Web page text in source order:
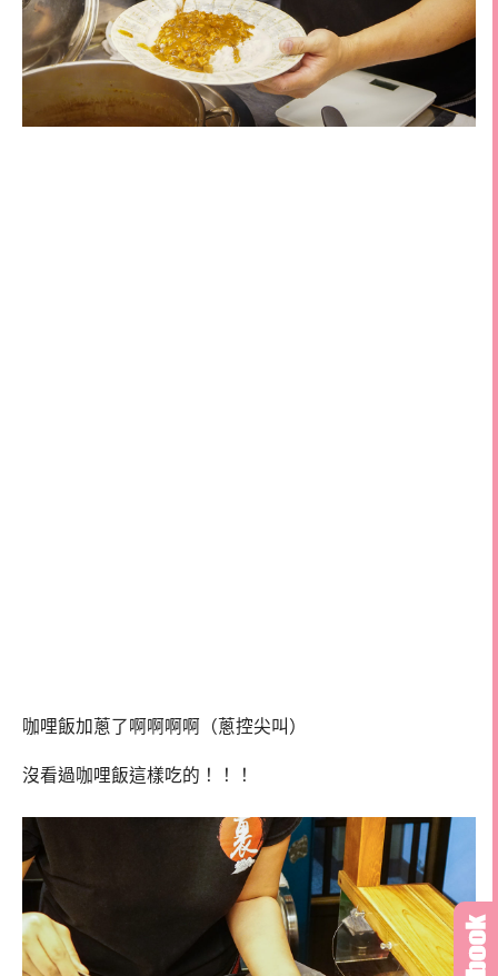
咖哩飯加蔥了啊啊啊啊（蔥控尖叫）
沒看過咖哩飯這樣吃的！！！